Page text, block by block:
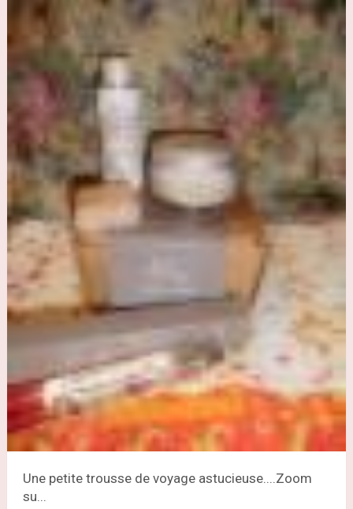
Une petite trousse de voyage astucieuse....Zoom
su...